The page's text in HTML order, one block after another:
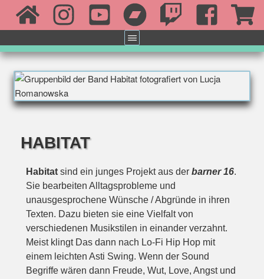
HABITAT
Habitatsind ein junges Projekt aus derbarner 16.
Sie bearbeiten Alltagsprobleme und
unausgesprochene Wünsche / Abgründe in ihren
Texten. Dazu bieten sie eine Vielfalt von
verschiedenen Musikstilen in einander verzahnt.
Meist klingt Das dann nach Lo-Fi Hip Hop mit
einem leichten Asti Swing. Wenn der Sound
Begriffe wären dann Freude, Wut, Love, Angst und